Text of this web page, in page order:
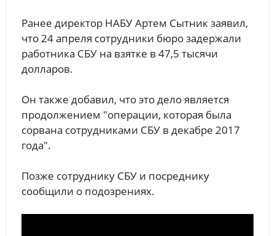
Ранее директор НАБУ Артем Сытник заявил,
что 24 апреля сотрудники бюро задержали
работника СБУ на взятке в 47,5 тысячи
долларов.
Он также добавил, что это дело является
продолжением "операции, которая была
сорвана сотрудниками СБУ в декабре 2017
года".
Позже сотруднику СБУ и посреднику
сообщили о подозрениях.